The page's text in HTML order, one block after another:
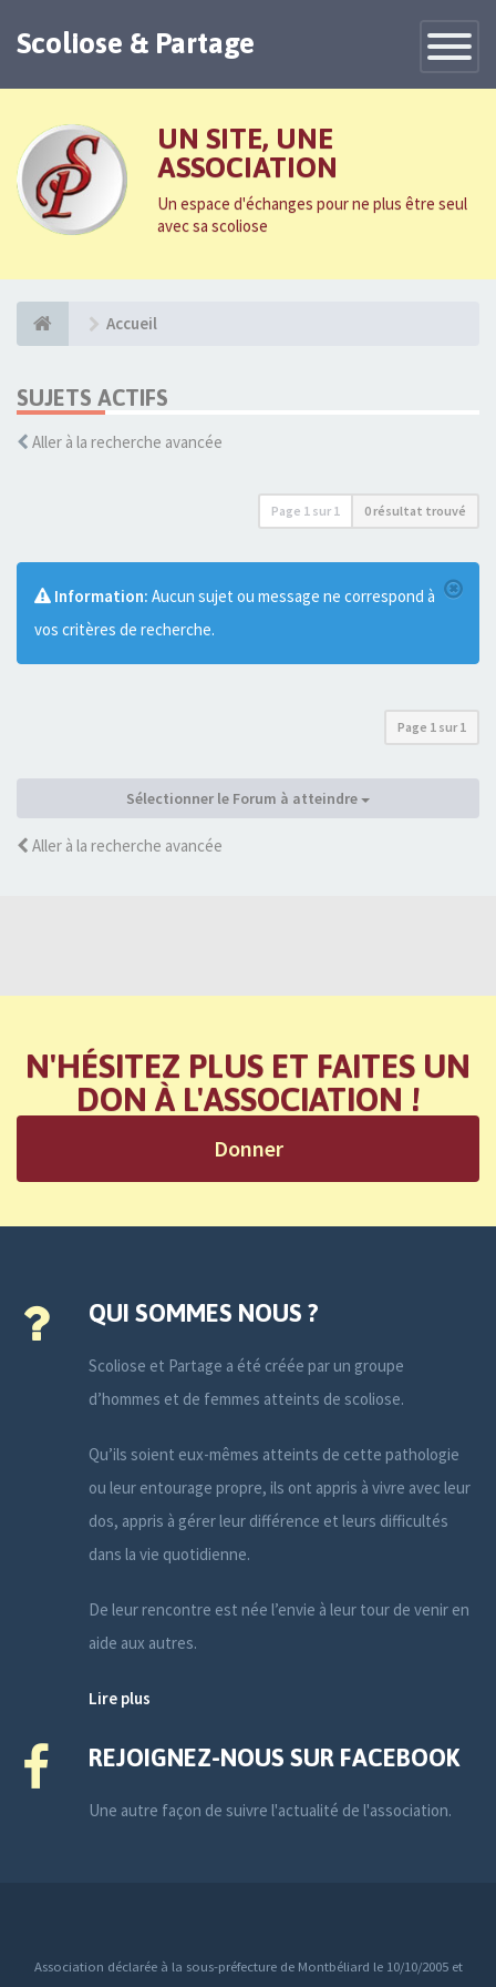
Toggle
Scoliose & Partage
UN SITE, UNE
ASSOCIATION
Un espace d'échanges pour ne plus être seul
avec sa scoliose
Accueil
SUJETS ACTIFS
Aller à la recherche avancée
Page 1 sur 1 0 résultat trouvé
Information: Aucun sujet ou message ne correspond à
vos critères de recherche.
Page 1 sur1
Sélectionner le Forum à atteindre
Aller à la recherche avancée
N'HÉSITEZ PLUS ET FAITES UN
DON À L'ASSOCIATION !
Donner
QUI SOMMES NOUS ?
Scoliose et Partage a été créée par un groupe
d’hommes et de femmes atteints de scoliose.
Qu’ils soient eux-mêmes atteints de cette pathologie
ou leur entourage propre, ils ont appris à vivre avec leur
dos, appris à gérer leur différence et leurs difficultés
dans la vie quotidienne.
De leur rencontre est née l’envie à leur tour de venir en
aide aux autres.
Lire plus
REJOIGNEZ-NOUS SUR FACEBOOK
Une autre façon de suivre l'actualité de l'association.
Association déclarée à la sous-préfecture de Montbéliard le 10/10/2005 et